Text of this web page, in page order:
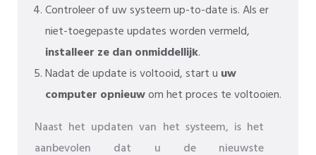
Controleer of uw systeem up-to-date is. Als er
niet-toegepaste updates worden vermeld,
installeer ze dan onmiddellijk.
Nadat de update is voltooid, start u uw
computer opnieuwom het proces te voltooien.
Naast het updaten van het systeem, is het
aanbevolen dat u de nieuwste